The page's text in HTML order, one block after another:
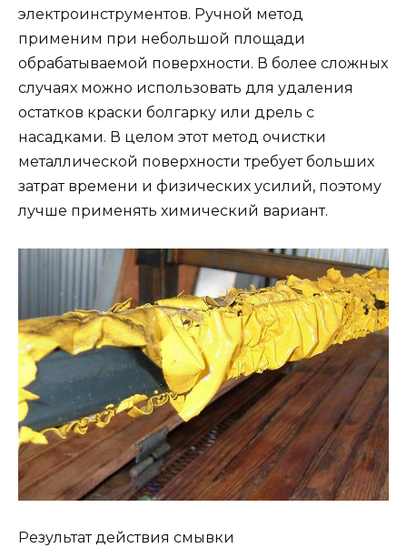
электроинструментов. Ручной метод
применим при небольшой площади
обрабатываемой поверхности. В более сложных
случаях можно использовать для удаления
остатков краски болгарку или дрель с
насадками. В целом этот метод очистки
металлической поверхности требует больших
затрат времени и физических усилий, поэтому
лучше применять химический вариант.
Результат действия смывки